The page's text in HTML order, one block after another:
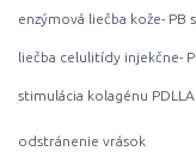
enzýmová liečba kože- PB
liečba celulitídy injekčne-
stimulácia kolagénu
odstránenie vrások